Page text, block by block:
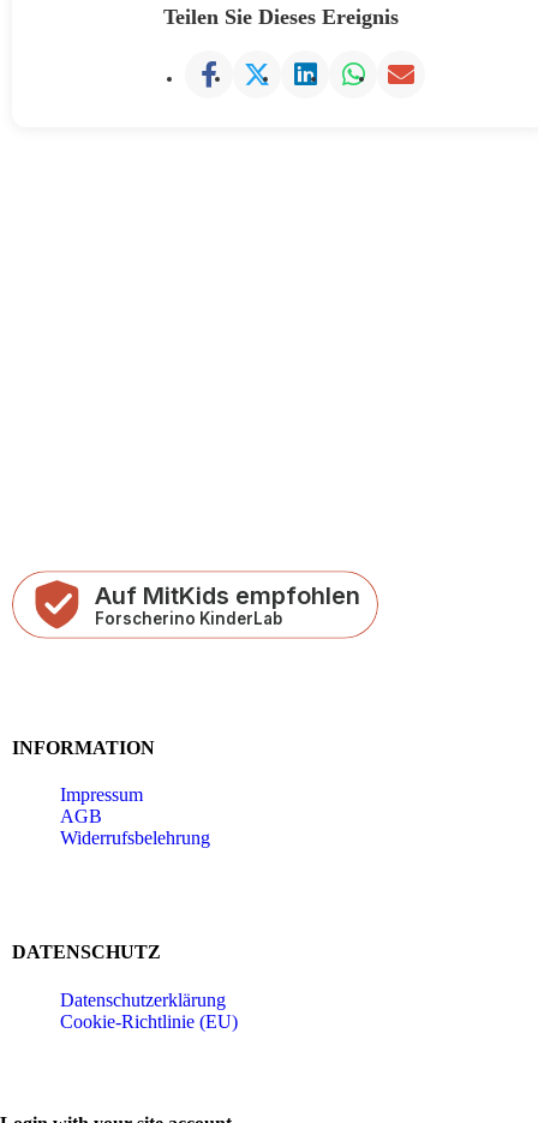
Teilen Sie Dieses Ereignis
INFORMATION
Impressum
AGB
Widerrufsbelehrung
DATENSCHUTZ
Datenschutzerklärung
Cookie-Richtlinie (EU)